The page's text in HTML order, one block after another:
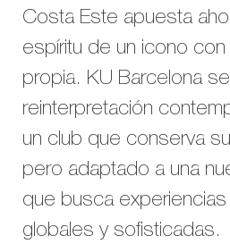
Costa Este apuesta
espíritu de un icono
propia. KU Barcelona
reinterpretación
un club que conserva
pero adaptado a una
que busca experiencias
globales y sofisticadas.